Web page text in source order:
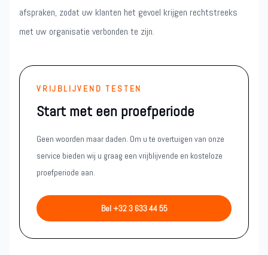
afspraken, zodat uw klanten het gevoel krijgen rechtstreeks
met uw organisatie verbonden te zijn.
VRIJBLIJVEND TESTEN
Start met een proefperiode
Geen woorden maar daden. Om u te overtuigen van onze
service bieden wij u graag een vrijblijvende en kosteloze
proefperiode aan.
Bel +32 3 633 44 55